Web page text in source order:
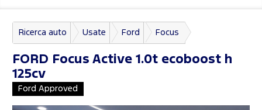
Ricerca auto Usate Ford Focus
FORD Focus Active 1.0t ecoboost h
125cv
Ford Approved